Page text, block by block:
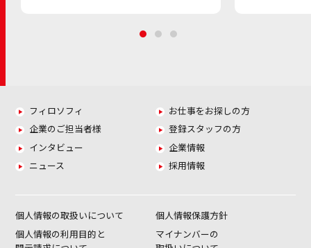
フィロソフィ
お仕事をお探しの方
企業のご担当者様
登録スタッフの方
インタビュー
企業情報
ニュース
採用情報
個人情報の取扱いについて
個人情報保護方針
個人情報の利用目的と
マイナンバーの